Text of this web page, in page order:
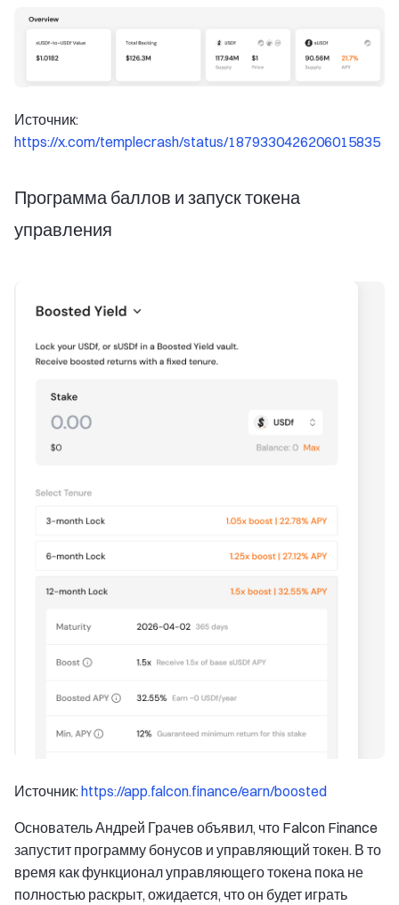
Источник:
https://x.com/templecrash/status/1879330426206015835
Программа баллов и запуск токена
управления
Источник:https://app.falcon.finance/earn/boosted
Основатель Андрей Грачев объявил, что Falcon Finance
запустит программу бонусов и управляющий токен. В то
время как функционал управляющего токена пока не
полностью раскрыт, ожидается, что он будет играть